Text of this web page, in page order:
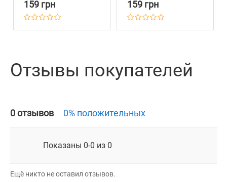
Паутинки Бирюзовый
159 грн
Паутинки Голубой
159 грн
Отзывы покупателей
0 отзывов 0% положительных
Показаны 0-0 из 0
Ещё никто не оставил отзывов.